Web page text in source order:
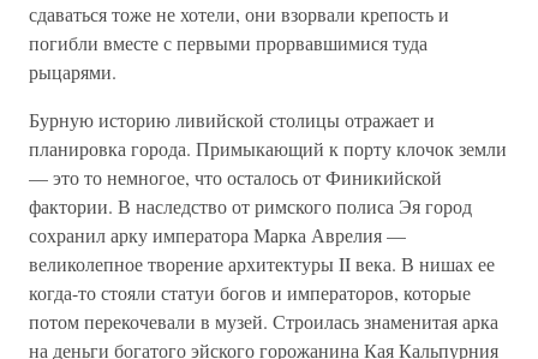
сдаваться тоже не хотели, они взорвали крепость и
погибли вместе с первыми прорвавшимися туда
рыцарями.
Бурную историю ливийской столицы отражает и
планировка города. Примыкающий к порту клочок земли
— это то немногое, что осталось от Финикийской
фактории. В наследство от римского полиса Эя город
сохранил арку императора Марка Аврелия —
великолепное творение архитектуры II века. В нишах ее
когда-то стояли статуи богов и императоров, которые
потом перекочевали в музей. Строилась знаменитая арка
на деньги богатого эйского горожанина Кая Кальпурния